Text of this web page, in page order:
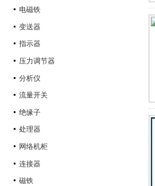
电磁铁
变送器
指示器
压力调节器
分析仪
流量开关
绝缘子
处理器
网络机柜
连接器
磁铁